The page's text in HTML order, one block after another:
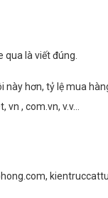
là viết đúng.
hơn, tỷ lệ mua
, com.vn, v.v…